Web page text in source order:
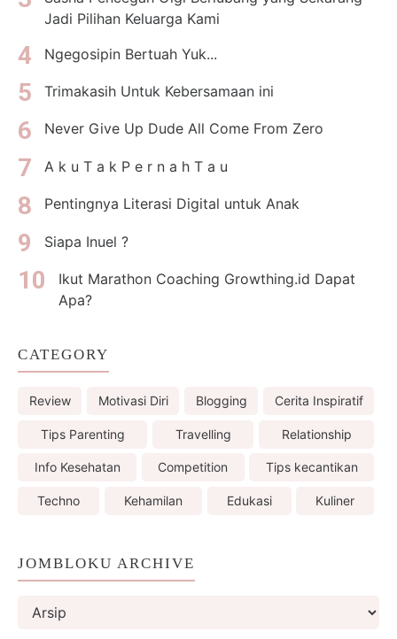
Jadi Pilihan Keluarga Kami
Ngegosipin Bertuah Yuk...
Trimakasih Untuk Kebersamaan ini
Never Give Up Dude All Come From Zero
A k u T a k P e r n a h T a u
Pentingnya Literasi Digital untuk Anak
Siapa Inuel ?
Ikut Marathon Coaching Growthing.id Dapat
Apa?
CATEGORY
Review Motivasi Diri Blogging Cerita Inspiratif
Tips Parenting Travelling Relationship
Info Kesehatan Competition Tips kecantikan
Techno Kehamilan Edukasi Kuliner
JOMBLOKU ARCHIVE